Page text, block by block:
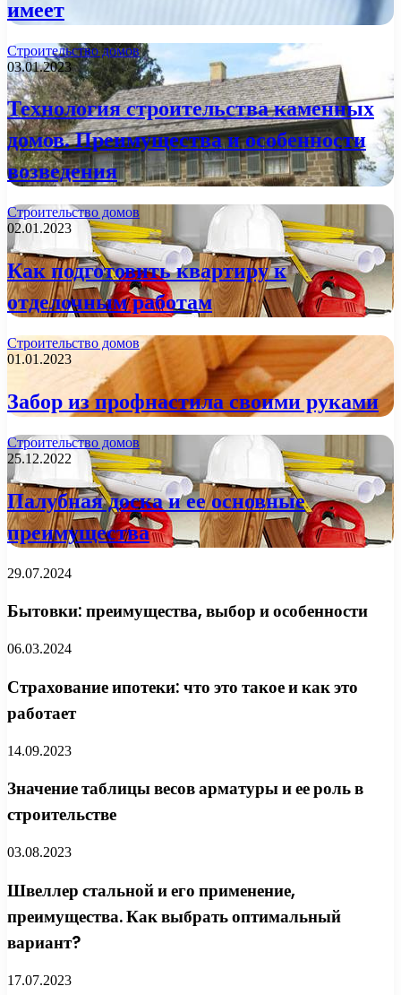
имеет
Строительство домов
03.01.2023
Технология строительства каменных
домов. Преимущества и особенности
возведения
Строительство домов
02.01.2023
Как подготовить квартиру к
отделочным работам
Строительство домов
01.01.2023
Забор из профнастила своими руками
Строительство домов
25.12.2022
Палубная доска и ее основные
преимущества
29.07.2024
Бытовки: преимущества, выбор и особенности
06.03.2024
Страхование ипотеки: что это такое и как это
работает
14.09.2023
Значение таблицы весов арматуры и ее роль в
строительстве
03.08.2023
Швеллер стальной и его применение,
преимущества. Как выбрать оптимальный
вариант?
17.07.2023